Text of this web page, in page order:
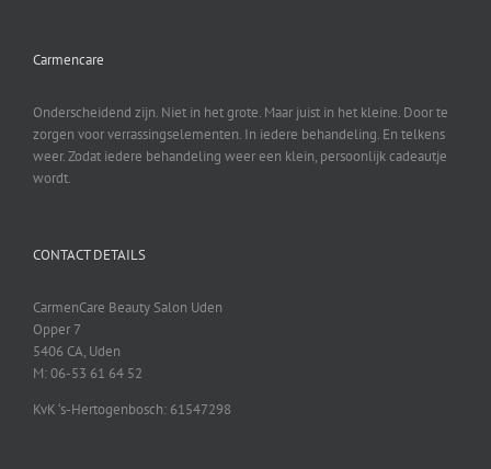
Carmencare
Onderscheidend zijn. Niet in het grote. Maar juist in het kleine. Door te
zorgen voor verrassingselementen. In iedere behandeling. En telkens
weer. Zodat iedere behandeling weer een klein, persoonlijk cadeautje
wordt.
CONTACT DETAILS
CarmenCare Beauty Salon Uden
Opper 7
5406 CA, Uden
M: 06-53 61 64 52
KvK ‘s-Hertogenbosch: 61547298